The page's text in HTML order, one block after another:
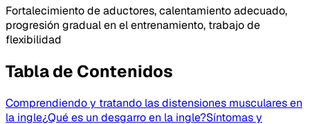
Fortalecimiento de aductores, calentamiento adecuado,
progresión gradual en el entrenamiento, trabajo de
flexibilidad
Tabla de Contenidos
Comprendiendo y tratando las distensiones musculares en
la ingle¿Qué es un desgarro en la ingle?Síntomas y